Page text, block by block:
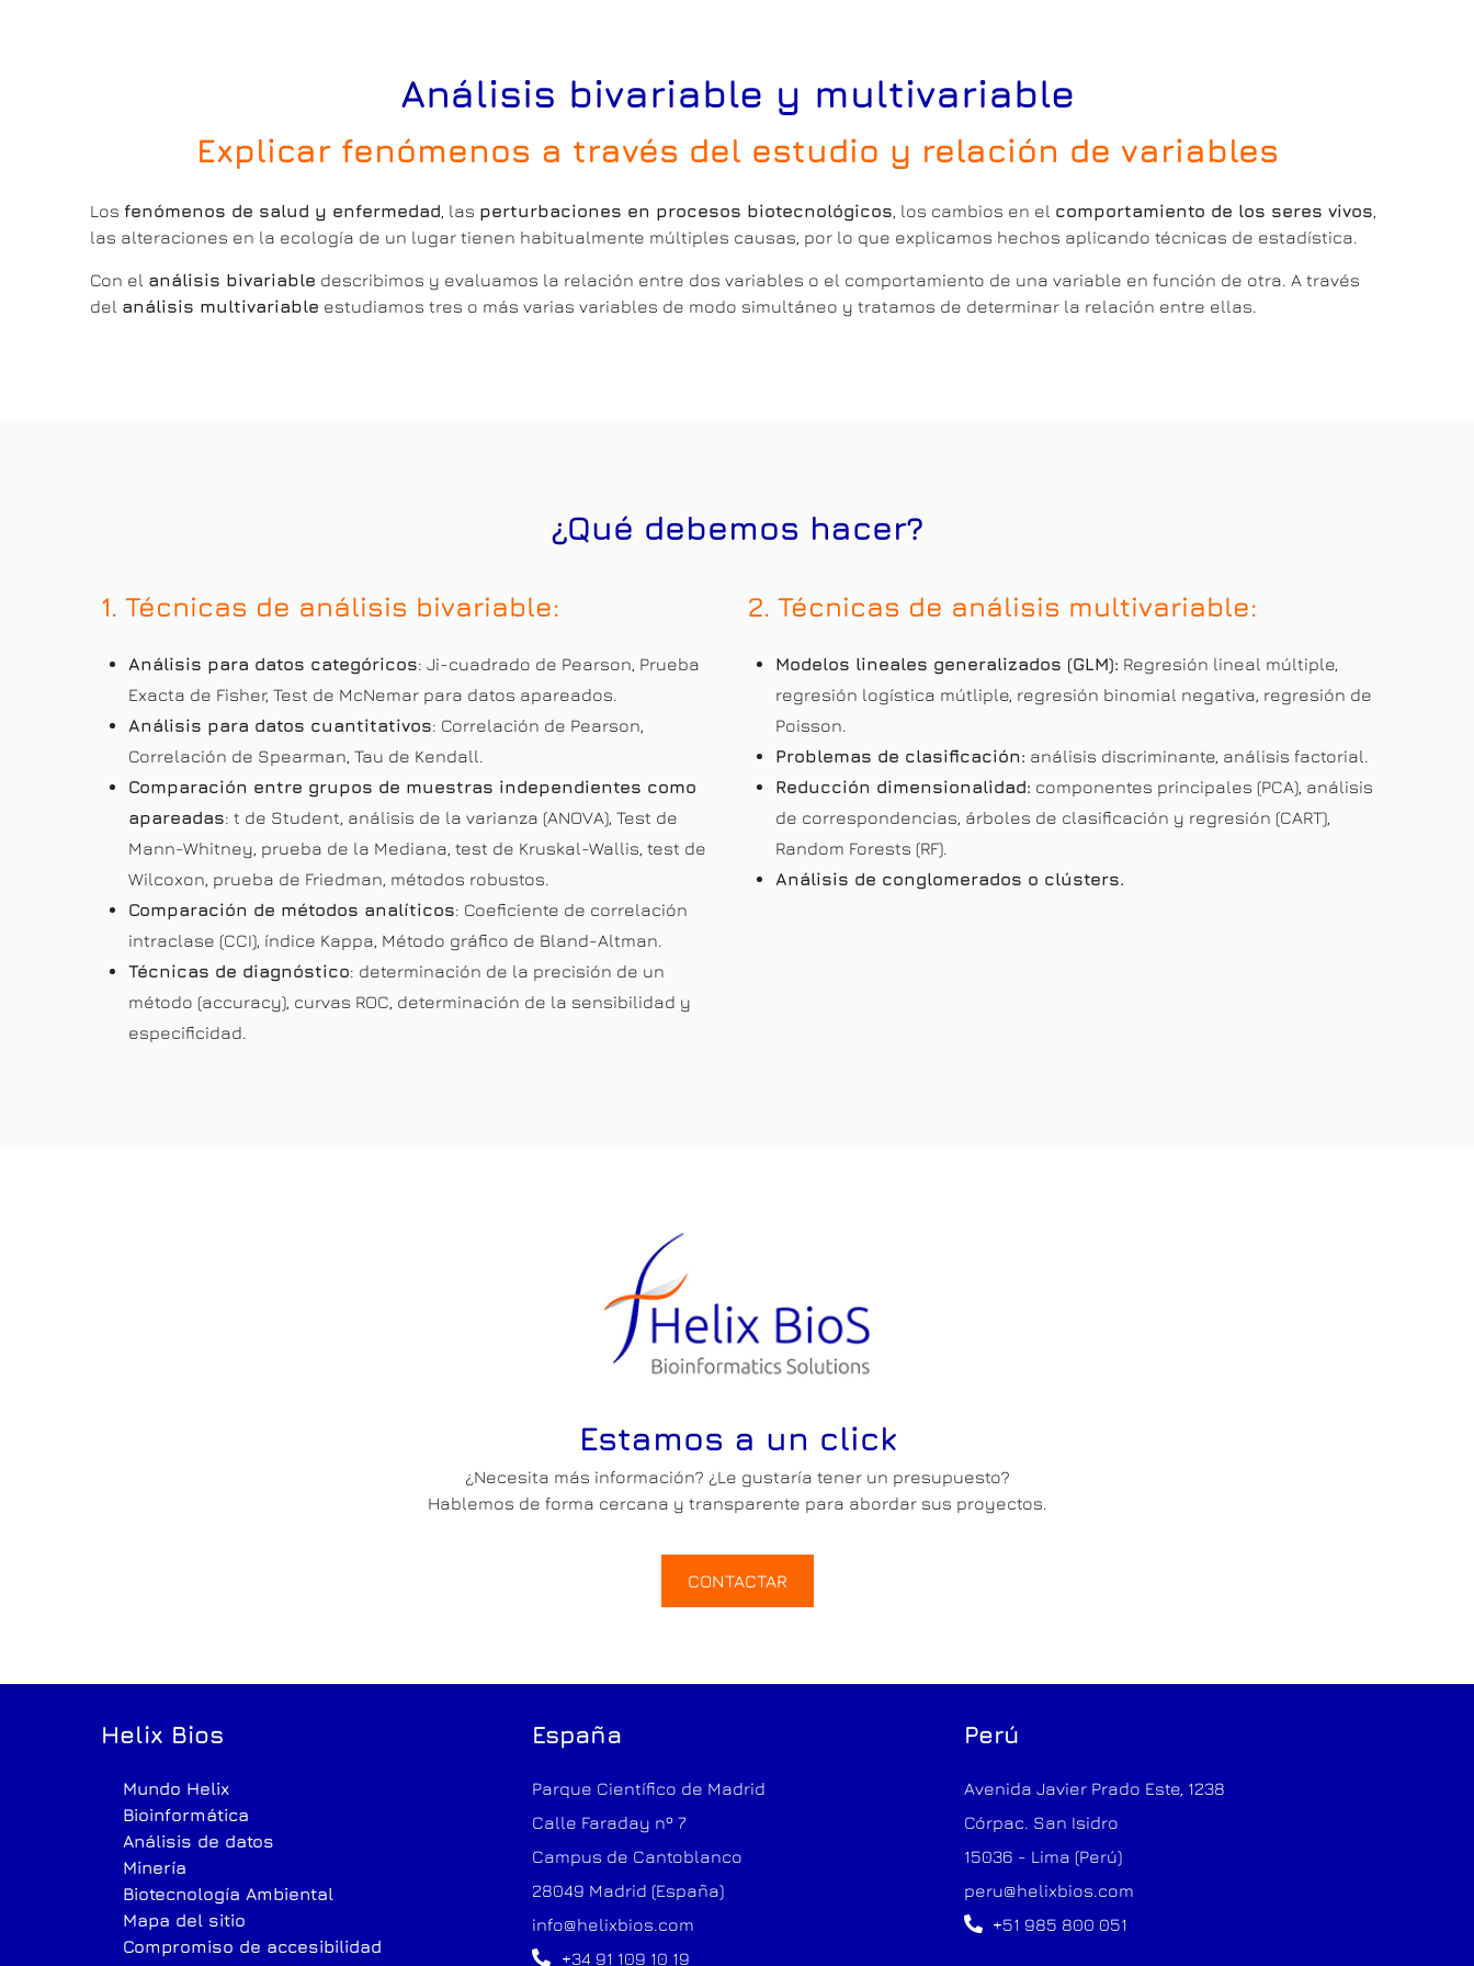
Análisis bivariable y multivariable
Explicar fenómenos a través del estudio y relación de variables
Los fenómenos de salud y enfermedad, las perturbaciones en procesos biotecnológicos, los cambios en el comportamiento de los seres vivos,
las alteraciones en la ecología de un lugar tienen habitualmente múltiples causas, por lo que explicamos hechos aplicando técnicas de estadística.
Con el análisis bivariable describimos y evaluamos la relación entre dos variables o el comportamiento de una variable en función de otra. A través
del análisis multivariable estudiamos tres o más varias variables de modo simultáneo y tratamos de determinar la relación entre ellas.
¿Qué debemos hacer?
1. Técnicas de análisis bivariable:
Análisis para datos categóricos: Ji-cuadrado de Pearson, Prueba
Exacta de Fisher, Test de McNemar para datos apareados.
Análisis para datos cuantitativos: Correlación de Pearson,
Correlación de Spearman, Tau de Kendall.
Comparación entre grupos de muestras independientes como
apareadas: t de Student, análisis de la varianza (ANOVA), Test de
Mann-Whitney, prueba de la Mediana, test de Kruskal-Wallis, test de
Wilcoxon, prueba de Friedman, métodos robustos.
Comparación de métodos analíticos: Coeficiente de correlación
intraclase (CCI), índice Kappa, Método gráfico de Bland-Altman.
Técnicas de diagnóstico: determinación de la precisión de un
método (accuracy), curvas ROC, determinación de la sensibilidad y
especificidad.
2. Técnicas de análisis multivariable:
Modelos lineales generalizados (GLM): Regresión lineal múltiple,
regresión logística mútliple, regresión binomial negativa, regresión de
Poisson.
Problemas de clasificación: análisis discriminante, análisis factorial.
Reducción dimensionalidad: componentes principales (PCA), análisis
de correspondencias, árboles de clasificación y regresión (CART),
Random Forests (RF).
Análisis de conglomerados o clústers.
Estamos a un click
¿Necesita más información? ¿Le gustaría tener un presupuesto?
Hablemos de forma cercana y transparente para abordar sus proyectos.
CONTACTAR
Helix Bios
Mundo Helix
Bioinformática
Análisis de datos
Minería
Biotecnología Ambiental
Mapa del sitio
Compromiso de accesibilidad
España
Parque Científico de Madrid
Calle Faraday nº 7
Campus de Cantoblanco
28049 Madrid (España)
info@helixbios.com
+34 91 109 10 19
Perú
Avenida Javier Prado Este, 1238
Córpac. San Isidro
15036 - Lima (Perú)
peru@helixbios.com
+51 985 800 051